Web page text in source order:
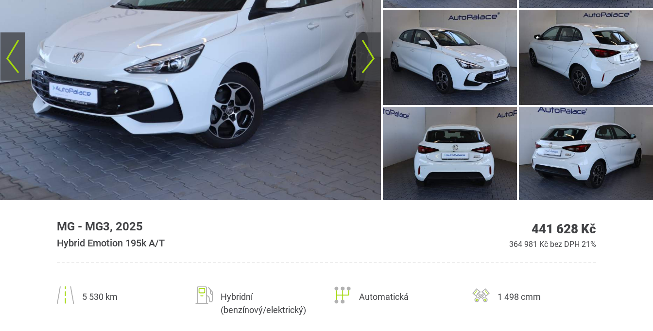
MG - MG3, 2025
Hybrid Emotion 195k A/T
441 628 Kč
364 981 Kč bez DPH 21%
5 530 km
Hybridní
(benzínový/elektrický)
Automatická 1 498 cmm